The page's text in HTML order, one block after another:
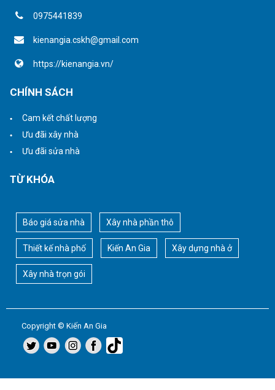
0975441839
kienangia.cskh@gmail.com
https://kienangia.vn/
CHÍNH SÁCH
Cam kết chất lượng
Ưu đãi xây nhà
Ưu đãi sửa nhà
TỪ KHÓA
Báo giá sửa nhà Xây nhà phần thô
Thiết kế nhà phố Kiến An Gia Xây dựng nhà ở
Xây nhà trọn gói
Copyright © Kiến An Gia